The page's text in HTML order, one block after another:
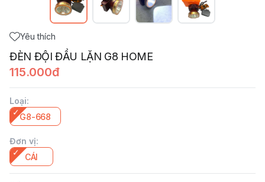
Yêu thích
ĐÈN ĐỘI ĐẦU LẶN G8 HOME
115.000đ
Loại:
G8-668
Đơn vị:
CÁI